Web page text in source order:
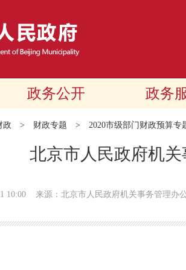
政务公开 政务
政 > 财政专题 > 2020市级部门财政预算专
北京市人民政府机
10:00 来源：北京市人民政府机关事务管理办